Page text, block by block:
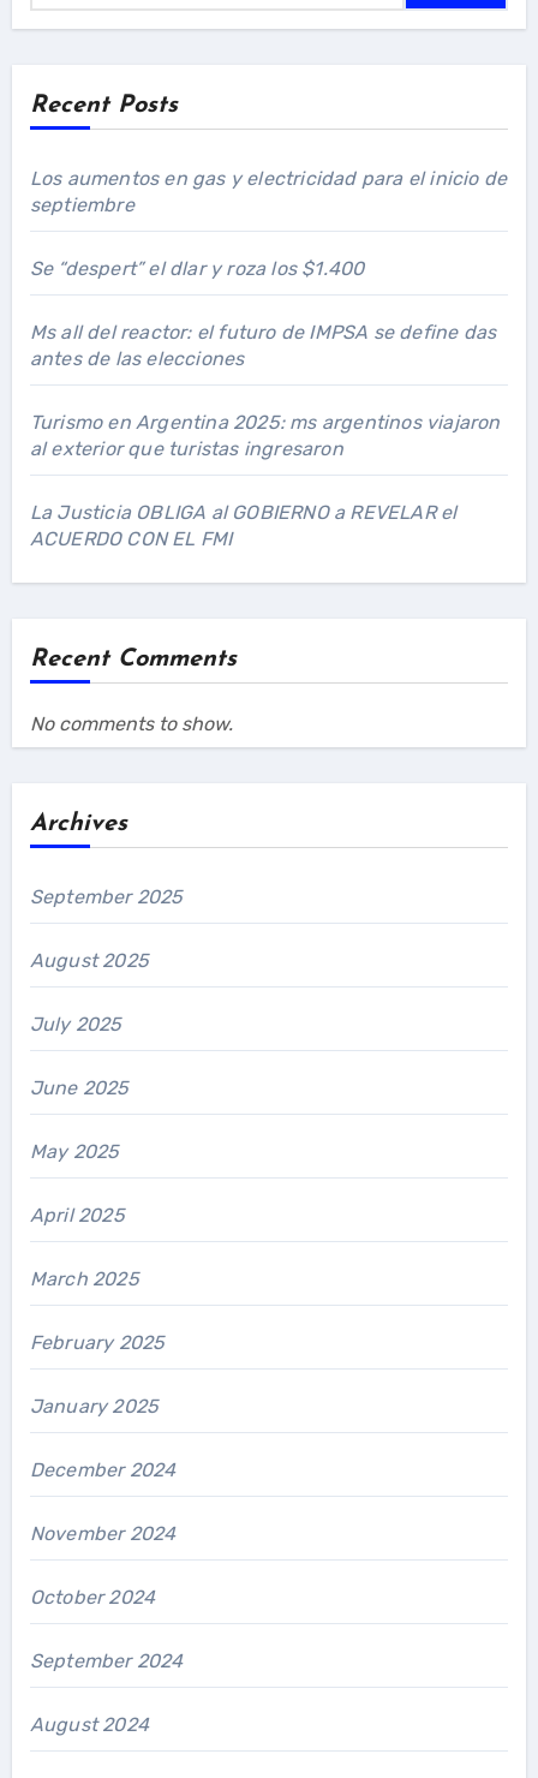
Recent Posts
Los aumentos en gas y electricidad para el inicio de
septiembre
Se “despert” el dlar y roza los $1.400
Ms all del reactor: el futuro de IMPSA se define das
antes de las elecciones
Turismo en Argentina 2025: ms argentinos viajaron
al exterior que turistas ingresaron
La Justicia OBLIGA al GOBIERNO a REVELAR el
ACUERDO CON EL FMI
Recent Comments
No comments to show.
Archives
September 2025
August 2025
July 2025
June 2025
May 2025
April 2025
March 2025
February 2025
January 2025
December 2024
November 2024
October 2024
September 2024
August 2024